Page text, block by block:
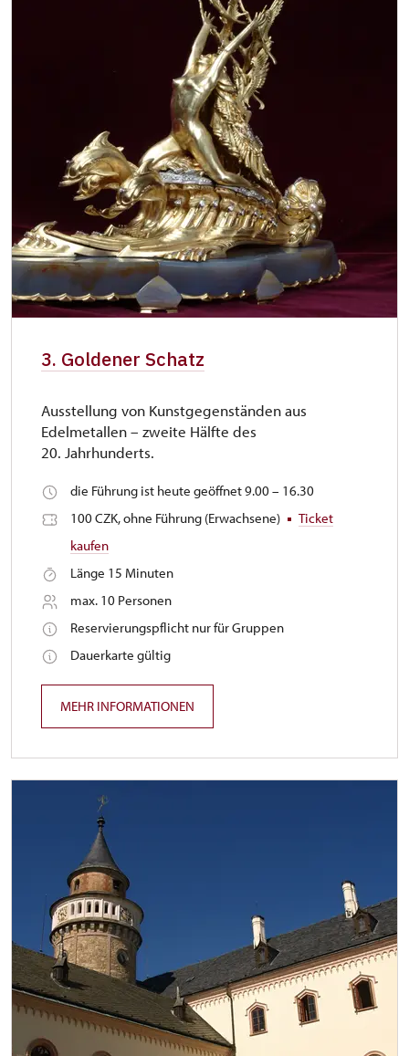
3. Goldener Schatz
Ausstellung von Kunstgegenständen aus
Edelmetallen – zweite Hälfte des
20. Jahrhunderts.
die Führung ist heute geöffnet 9.00 – 16.30
100 CZK, ohne Führung (Erwachsene)
Ticket
kaufen
Länge 15 Minuten
max. 10 Personen
Reservierungspflicht nur für Gruppen
Dauerkarte gültig
MEHR INFORMATIONEN